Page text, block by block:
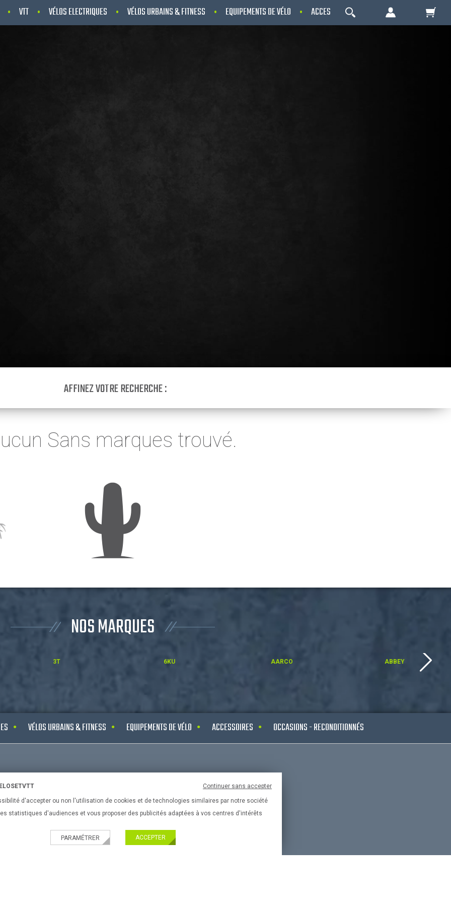
Continuer sans accepter
d'accepter ou non l'utilisation de cookies et de technologies similaires par notre société
statistiques d'audiences et vous proposer des publicités adaptées à vos centres d'intérêts
PARAMÉTRER ACCEPTER
VTT VÉLOS ELECTRIQUES VÉLOS URBAINS & FITNESS EQUIPEMENTS DE VÉLO ACCESSOIRES OCCASIONS -
OK
AFFINEZ VOTRE RECHERCHE :
Sans marques trouvé.
NOS MARQUES
3T 6KU AARCO ABBEY
VÉLOS URBAINS & FITNESS EQUIPEMENTS DE VÉLO ACCESSOIRES OCCASIONS - RECONDITIONNÉS
son velo
Nouveau ! Paiement Paypal
Livraison partout en France
Paiement 100% sécurisé